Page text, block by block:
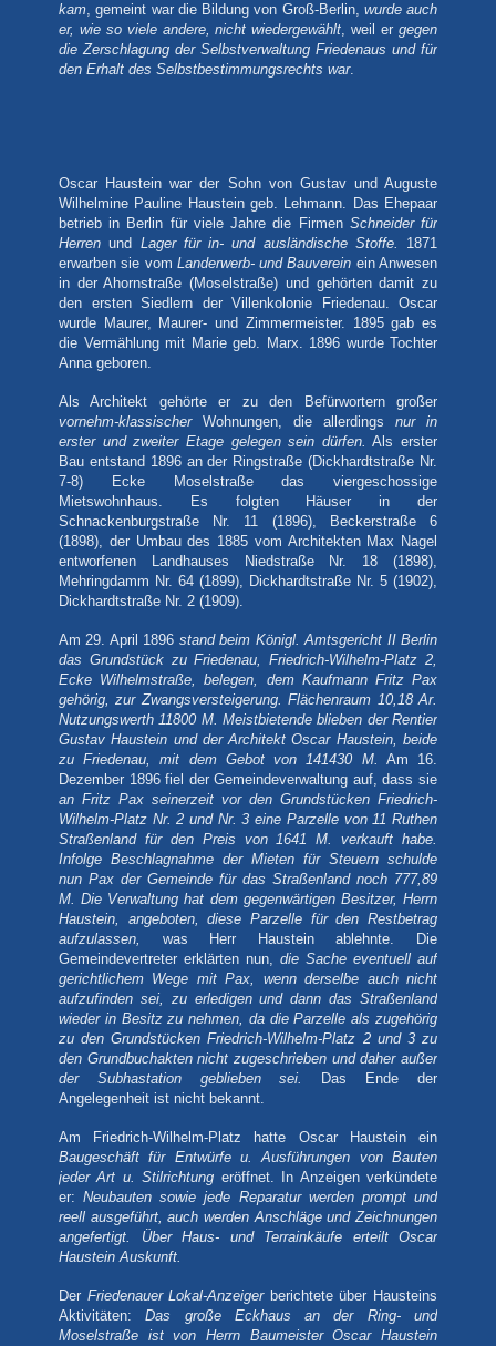
kam, gemeint war die Bildung von Groß-Berlin, wurde auch
er, wie so viele andere, nicht wiedergewählt, weil ergegen
die Zerschlagung der Selbstverwaltung Friedenaus und für
den Erhalt des Selbstbestimmungsrechts war.
Oscar Haustein war der Sohn von Gustav und Auguste
Wilhelmine Pauline Haustein geb. Lehmann. Das Ehepaar
betrieb in Berlin für viele Jahre die Firmen Schneider für
Herren und Lager für in- und ausländische Stoffe.
1871
erwarben sie vom Landerwerb- und Bauverein ein Anwesen
in der Ahornstraße (Moselstraße) und gehörten damit zu
den ersten Siedlern der Villenkolonie Friedenau. Oscar
wurde Maurer, Maurer- und Zimmermeister. 1895 gab es
die Vermählung mit Marie geb. Marx. 1896 wurde Tochter
Anna geboren.
Als Architekt gehörte er zu den Befürwortern großer
vornehm-klassischerWohnungen, die allerdings nur in
erster und zweiter Etage gelegen sein dürfen. Als erster
Bau entstand 1896 an der Ringstraße (Dickhardtstraße Nr.
7-8) Ecke Moselstraße das viergeschossige
Mietswohnhaus. Es folgten Häuser in der
Schnackenburgstraße Nr. 11
(1896), Beckerstraße 6
(1898), der Umbau des 1885 vom Architekten Max Nagel
entworfenen Landhauses Niedstraße Nr. 18 (1898),
Mehringdamm Nr. 64 (1899), Dickhardtstraße Nr. 5 (1902),
Dickhardtstraße Nr. 2 (1909).
Am 29. April 1896 stand beim Königl. Amtsgericht II Berlin
das Grundstück zu Friedenau, Friedrich-Wilhelm-Platz 2,
Ecke Wilhelmstraße, belegen, dem Kaufmann Fritz Pax
gehörig, zur Zwangsversteigerung. Flächenraum 10,18 Ar.
Nutzungswerth 11800 M. Meistbietende blieben der Rentier
Gustav Haustein und der Architekt Oscar Haustein, beide
zu Friedenau, mit dem Gebot von 141430 M. Am 16.
Dezember 1896 fiel der Gemeindeverwaltung auf, dass sie
an Fritz Pax seinerzeit vor den Grundstücken Friedrich-
Wilhelm-Platz Nr. 2 und Nr. 3 eine Parzelle von 11 Ruthen
Straßenland für den Preis von 1641 M. verkauft habe.
Infolge Beschlagnahme der Mieten für Steuern schulde
nun Pax der Gemeinde für das Straßenland noch 777,89
M. Die Verwaltung hat dem gegenwärtigen Besitzer, Herrn
Haustein, angeboten, diese Parzelle für den Restbetrag
aufzulassen,
was Herr Haustein ablehnte. Die
Gemeindevertreter erklärten nun, die Sache eventuell auf
gerichtlichem Wege mit Pax, wenn derselbe auch nicht
aufzufinden sei, zu erledigen und dann das Straßenland
wieder in Besitz zu nehmen, da die Parzelle als zugehörig
zu den Grundstücken Friedrich-Wilhelm-Platz 2 und 3 zu
den Grundbuchakten nicht zugeschrieben und daher außer
der Subhastation geblieben sei.
Das Ende der
Angelegenheit ist nicht bekannt.
Am Friedrich-Wilhelm-Platz hatte Oscar Haustein ein
Baugeschäft für Entwürfe u. Ausführungen von Bauten
jeder Art u. Stilrichtung eröffnet. In Anzeigen verkündete
er:Neubauten sowie jede Reparatur werden prompt und
reell ausgeführt, auch werden Anschläge und Zeichnungen
angefertigt. Über Haus- und Terrainkäufe erteilt Oscar
Haustein Auskunft.
Der Friedenauer Lokal-Anzeigerberichtete über Hausteins
Aktivitäten:
Das große Eckhaus an der Ring- und
Moselstraße ist von Herrn Baumeister Oscar Haustein